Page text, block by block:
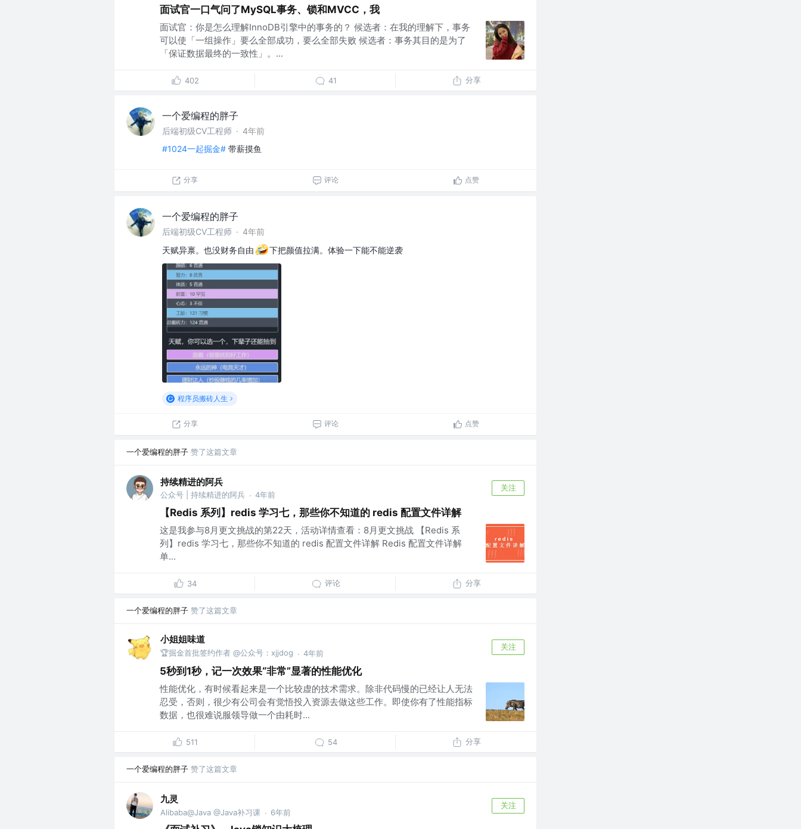
面试官一口气问了MySQL事务、锁和MVCC，我
面试官：你是怎么理解InnoDB引擎中的事务的？ 候选者：在我的理解下，事务
可以使「一组操作」要么全部成功，要么全部失败 候选者：事务其目的是为了
「保证数据最终的一致性」。...
402 41 分享
一个爱编程的胖子
后端初级CV工程师 · 4年前
#1024一起掘金# 带薪摸鱼
分享 评论 点赞
一个爱编程的胖子
后端初级CV工程师 · 4年前
天赋异禀。也没财务自由
下把颜值拉满。体验一下能不能逆袭
程序员搬砖人生
分享 评论 点赞
一个爱编程的胖子 赞了这篇文章
持续精进的阿兵
公众号 | 持续精进的阿兵 · 4年前
关注
【Redis 系列】redis 学习七，那些你不知道的 redis 配置文件详解
这是我参与8月更文挑战的第22天，活动详情查看：8月更文挑战 【Redis 系
列】redis 学习七，那些你不知道的 redis 配置文件详解 Redis 配置文件详解
单...
34 评论 分享
一个爱编程的胖子 赞了这篇文章
小姐姐味道
🏆掘金首批签约作者 @公众号：xjjdog · 4年前
关注
5秒到1秒，记一次效果“非常”显著的性能优化
性能优化，有时候看起来是一个比较虚的技术需求。除非代码慢的已经让人无法
忍受，否则，很少有公司会有觉悟投入资源去做这些工作。即使你有了性能指标
数据，也很难说服领导做一个由耗时...
511 54 分享
一个爱编程的胖子 赞了这篇文章
九灵
Alibaba@Java @Java补习课 · 6年前
关注